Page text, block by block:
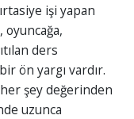
işi yapan
oyuncağa,
ders
ön yargı vardır.
şey değerinden
uzunca